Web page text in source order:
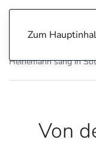
Zum
Heinemann sang in
Von